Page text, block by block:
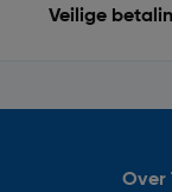
Veilige
Over